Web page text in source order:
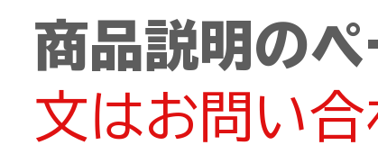
商品説明のペ
文はお問い合